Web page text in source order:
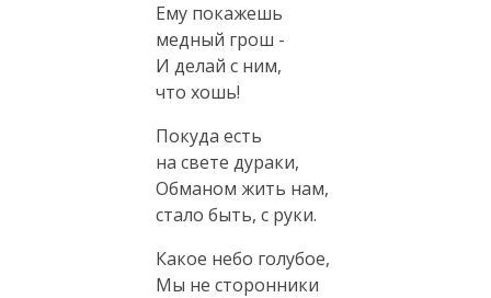
Ему покажешь
медный грош -
И делай с ним,
что хошь!
Покуда есть
на свете дураки,
Обманом жить нам,
стало быть, с руки.
Какое небо голубое,
Мы не сторонники